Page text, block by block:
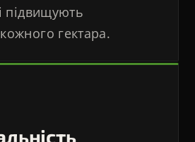
підвищують
гектара.